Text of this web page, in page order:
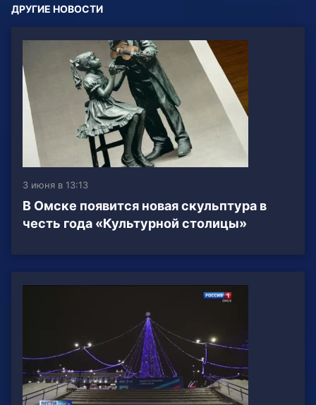
ДРУГИЕ НОВОСТИ
3 июня в 13:13
В Омске появится новая скульптура в
честь года «Культурной столицы»